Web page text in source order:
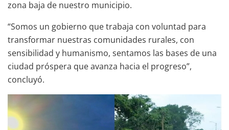
zona baja de nuestro municipio.
“Somos un gobierno que trabaja con voluntad para
transformar nuestras comunidades rurales, con
sensibilidad y humanismo, sentamos las bases de una
ciudad próspera que avanza hacia el progreso”,
concluyó.